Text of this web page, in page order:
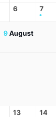
6 7
9August
13 14